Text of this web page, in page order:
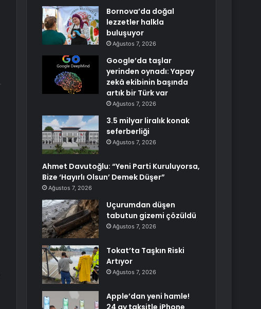
Bornova’da doğal
lezzetler halkla
buluşuyor
Ağustos 7, 2026
Google’da taşlar
yerinden oynadı: Yapay
zekâ ekibinin başında
artık bir Türk var
Ağustos 7, 2026
3.5 milyar liralık konak
seferberliği
Ağustos 7, 2026
Ahmet Davutoğlu: “Yeni Parti Kuruluyorsa,
Bize ‘Hayırlı Olsun’ Demek Düşer”
Ağustos 7, 2026
Uçurumdan düşen
tabutun gizemi çözüldü
Ağustos 7, 2026
Tokat’ta Taşkın Riski
Artıyor
Ağustos 7, 2026
Apple’dan yeni hamle!
24 ay taksitle iPhone